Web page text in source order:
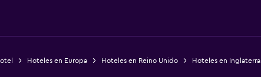
Hoteles en Europa Hoteles en Reino Unido Hoteles en Inglaterra